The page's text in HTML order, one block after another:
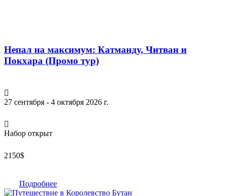
Непал на максимум: Катманду, Читван и
Покхара (Промо тур)
27 сентября - 4 октября 2026 г.
Набор открыт
2150$
Подробнее